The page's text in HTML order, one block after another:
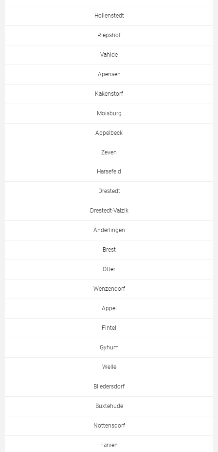
Hollenstedt
Riepshof
Vahlde
Apensen
Kakenstorf
Moisburg
Appelbeck
Zeven
Harsefeld
Drestedt
Drestedt-Valzik
Anderlingen
Brest
Otter
Wenzendorf
Appel
Fintel
Gyhum
Welle
Bliedersdorf
Buxtehude
Nottensdorf
Farven